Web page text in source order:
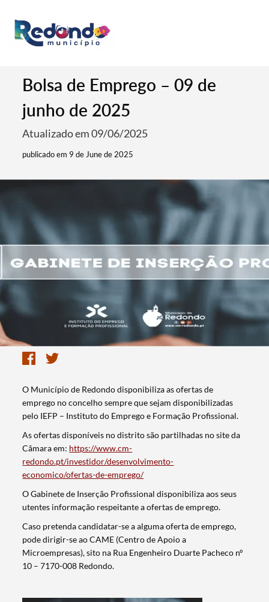
Bolsa de Emprego – 09 de
junho de 2025
Atualizado em 09/06/2025
publicado em 9 de June de 2025
O Município de Redondo disponibiliza as ofertas de
emprego no concelho sempre que sejam disponibilizadas
pelo IEFP – Instituto do Emprego e Formação Profissional.
As ofertas disponíveis no distrito são partilhadas no site da
Câmara em: https://www.cm-
redondo.pt/investidor/desenvolvimento-
economico/ofertas-de-emprego/
O Gabinete de Inserção Profissional disponibiliza aos seus
utentes informação respeitante a ofertas de emprego.
Caso pretenda candidatar-se a alguma oferta de emprego,
pode dirigir-se ao CAME (Centro de Apoio a
Microempresas), sito na Rua Engenheiro Duarte Pacheco nº
10 – 7170-008 Redondo.